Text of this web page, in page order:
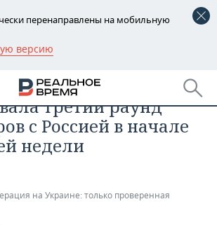
перенаправлены на мобильную
версию
ДОХОДАХ
ПФО
делегация
третий раунд
с Россией в начале
недели
на Украине: только проверенная